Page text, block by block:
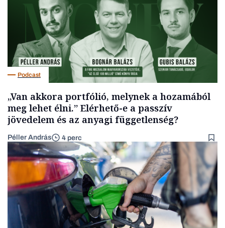
Podcast
„Van akkora portfólió, melynek a hozamából
meg lehet élni.” Elérhető-e a passzív
jövedelem és az anyagi függetlenség?
Péller András 4 perc